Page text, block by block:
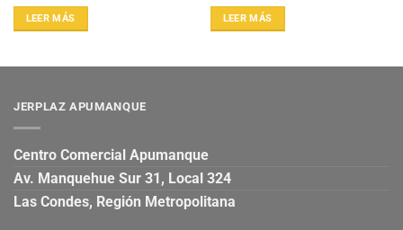
LEER MÁS LEER MÁS
JERPLAZ APUMANQUE
Centro Comercial Apumanque
Av. Manquehue Sur 31, Local 324
Las Condes, Región Metropolitana